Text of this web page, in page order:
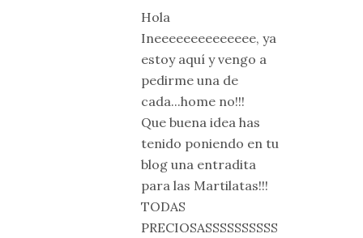
Hola
Ineeeeeeeeeeeeee, ya
estoy aquí y vengo a
pedirme una de
cada...home no!!!
Que buena idea has
tenido poniendo en tu
blog una entradita
para las Martilatas!!!
TODAS
PRECIOSASSSSSSSSSS